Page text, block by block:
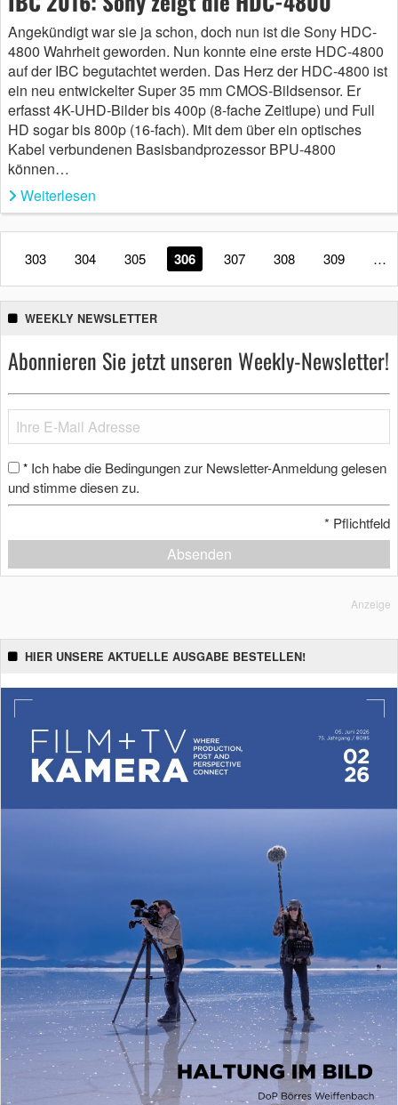
Angekündigt war sie ja schon, doch nun ist die Sony HDC-
4800 Wahrheit geworden. Nun konnte eine erste HDC-4800
auf der IBC begutachtet werden. Das Herz der HDC-4800 ist
ein neu entwickelter Super 35 mm CMOS-Bildsensor. Er
erfasst 4K-UHD-Bilder bis 400p (8-fache Zeitlupe) und Full
HD sogar bis 800p (16-fach). Mit dem über ein optisches
Kabel verbundenen Basisbandprozessor BPU-4800
können…
Weiterlesen
303 304 305 306 307 308 309 …
WEEKLY NEWSLETTER
Abonnieren Sie jetzt unseren Weekly-Newsletter!
* Ich habe die Bedingungen zur Newsletter-Anmeldung gelesen
und stimme diesen zu.
* Pflichtfeld
Absenden
Anzeige
HIER UNSERE AKTUELLE AUSGABE BESTELLEN!